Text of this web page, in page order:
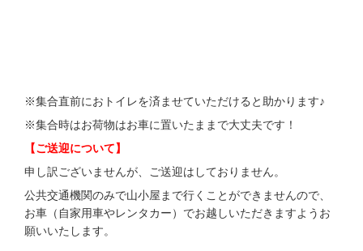
※集合直前におトイレを済ませていただけると助かります♪
※集合時はお荷物はお車に置いたままで大丈夫です！
【ご送迎について】
申し訳ございませんが、ご送迎はしておりません。
公共交通機関のみで山小屋まで行くことができませんので、
お車（自家用車やレンタカー）でお越しいただきますようお
願いいたします。